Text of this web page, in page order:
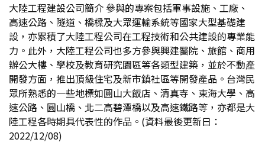
大陸工程建設公司簡介 參與的專案包括軍事設施、工廠、
高速公路、隧道、橋樑及大眾運輸系統等國家大型基礎建
設，亦累積了大陸工程公司在工程技術和公共建設的專業能
力。此外，大陸工程公司也多方參與興建醫院、旅館、商用
辦公大樓、學校及教育研究園區等各類型建築，並於不動產
開發方面，推出頂級住宅及新市鎮社區等開發產品。台灣民
眾所熟悉的一些地標如圓山大飯店、清真寺、東海大學、高
速公路、圓山橋、北二高碧潭橋以及高速鐵路等，亦都是大
陸工程各時期具代表性的作品。(資料最後更新日：
2022/12/08)